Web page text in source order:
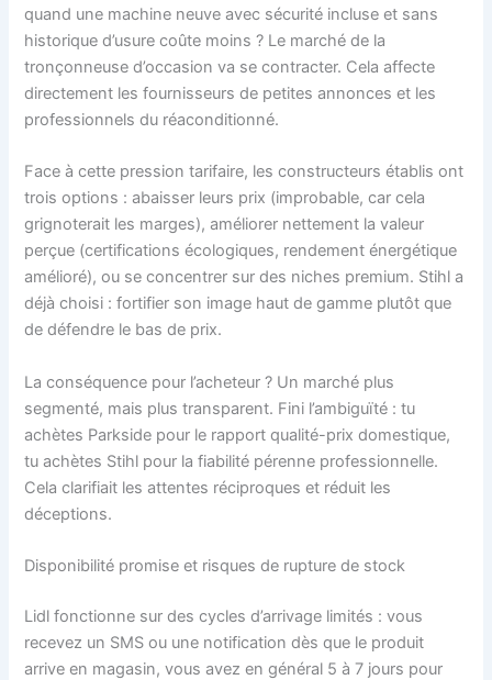
quand une machine neuve avec sécurité incluse et sans
historique d’usure coûte moins ? Le marché de la
tronçonneuse d’occasion va se contracter. Cela affecte
directement les fournisseurs de petites annonces et les
professionnels du réaconditionné.
Face à cette pression tarifaire, les constructeurs établis ont
trois options : abaisser leurs prix (improbable, car cela
grignoterait les marges), améliorer nettement la valeur
perçue (certifications écologiques, rendement énergétique
amélioré), ou se concentrer sur des niches premium. Stihl a
déjà choisi : fortifier son image haut de gamme plutôt que
de défendre le bas de prix.
La conséquence pour l’acheteur ? Un marché plus
segmenté, mais plus transparent. Fini l’ambiguïté : tu
achètes Parkside pour le rapport qualité-prix domestique,
tu achètes Stihl pour la fiabilité pérenne professionnelle.
Cela clarifiait les attentes réciproques et réduit les
déceptions.
Disponibilité promise et risques de rupture de stock
Lidl fonctionne sur des cycles d’arrivage limités : vous
recevez un SMS ou une notification dès que le produit
arrive en magasin, vous avez en général 5 à 7 jours pour